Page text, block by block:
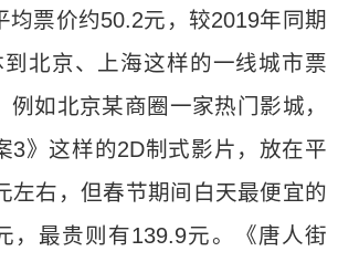
均票价约50.2元，较2019年同期
北京、上海这样的一线城市票
例如北京某商圈一家热门影城，
3》这样的2D制式影片，放在平
左右，但春节期间白天最便宜的
，最贵则有139.9元。《唐人街